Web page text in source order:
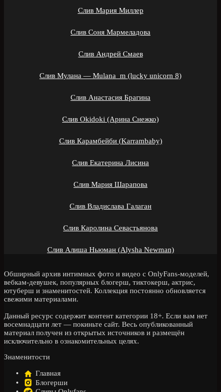
Слив Мария Миллер
Слив Соня Мармеладова
Слив Андрей Смаев
Слив Мулана — Mulana_m (lucky unicorn 8)
Слив Анастасия Брагина
Слив Okidoki (Арина Снежко)
Слив Карамбейби (Karrambaby)
Слив Екатерина Лисина
Слив Мария Шарапова
Слив Владислава Галаган
Слив Каролина Севастьянова
Слив Алиша Ньюман (Alysha Newman)
Обширный архив интимных фото и видео с OnlyFans-моделей,
вебкам-девушек, популярных блогерш, тиктокерш, актрис,
ютуберш и знаменитостей. Коллекция постоянно обновляется
свежими материалами.
Данный ресурс содержит контент категории 18+. Если вам нет
восемнадцати лет — покиньте сайт. Весь опубликованный
материал получен из открытых источников и размещён
исключительно в ознакомительных целях.
Знаменитости
Главная
Блогерши